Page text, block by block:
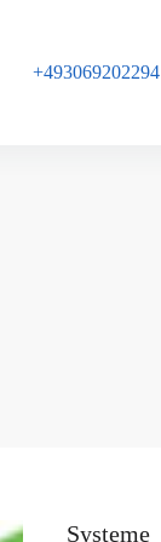
Blog
+493069202294
Systeme